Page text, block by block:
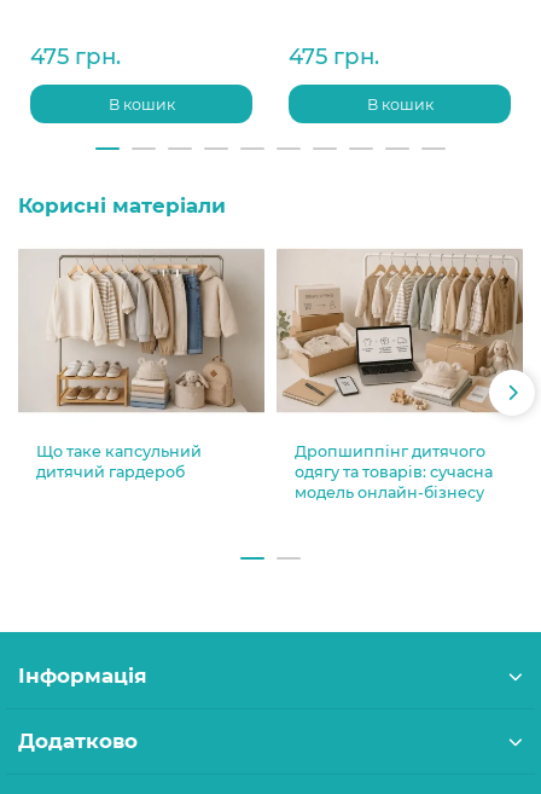
475 грн.
В кошик
475 грн.
В кошик
Корисні матеріали
Що таке капсульний
дитячий гардероб
Дропшиппінг дитячого
одягу та товарів: сучасна
модель онлайн-бізнесу
Інформація
Додатково